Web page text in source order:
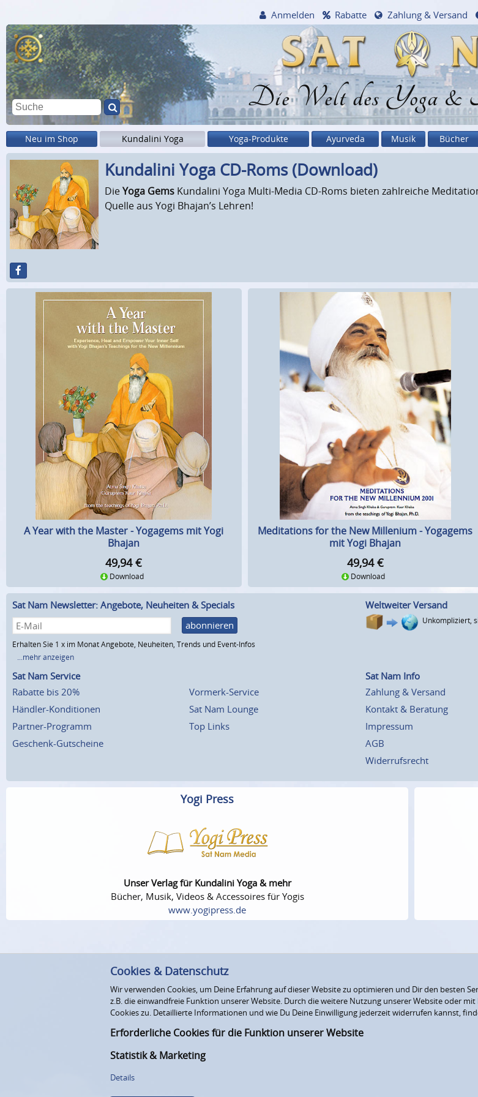
Die Welt des Yoga &
Anmelden Rabatte Zahlung & Versand
Neu im Shop Kundalini Yoga Yoga-Produkte Ayurveda Musik Bücher
Kundalini Yoga CD-Roms (Download)
DieYoga Gems Kundalini Yoga Multi-Media CD-Roms bieten zahlreiche
Quelle aus Yogi Bhajan’s Lehren!
A Year with the Master - Yogagems mit Yogi
Bhajan
49,94 €
Download
Meditations for the New Millenium - Yogagems
mit Yogi Bhajan
49,94 €
Download
Sat Nam Newsletter: Angebote, Neuheiten & Specials
abonnieren
Erhalten Sie 1 x im Monat Angebote, Neuheiten, Trends und Event-Infos
...mehr anzeigen
Weltweiter Versand
Unkompliziert,
Sat Nam Service
Rabatte bis 20%
Händler-Konditionen
Partner-Programm
Geschenk-Gutscheine
Vormerk-Service
Sat Nam Lounge
Top Links
Sat Nam Info
Zahlung & Versand
Kontakt & Beratung
Impressum
AGB
Widerrufsrecht
Yogi Press
Unser Verlag für Kundalini Yoga & mehr
Bücher, Musik, Videos & Accessoires für Yogis
www.yogipress.de
Cookies & Datenschutz
Wir verwenden Cookies, um Deine Erfahrung auf dieser Website zu optimieren und Dir den besten
z.B. die einwandfreie Funktion unserer Website. Durch die weitere Nutzung unserer Website oder
Cookies zu. Detaillierte Informationen und wie Du Deine Einwilligung jederzeit widerrufen kannst,
Erforderliche Cookies für die Funktion unserer Website
Statistik & Marketing
Details